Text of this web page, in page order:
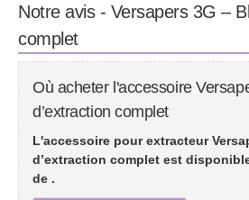
Notre avis - Versapers 3G –
complet
Où acheter l'accessoire
d’extraction complet
L'accessoire pour extracteur
d’extraction complet est
de .